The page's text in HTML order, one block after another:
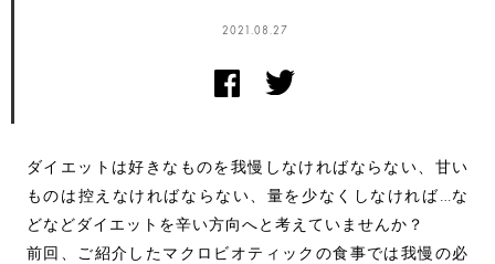
2021.08.27
ダイエットは好きなものを我慢しなければならない、甘い
ものは控えなければならない、量を少なくしなければ…な
どなどダイエットを辛い方向へと考えていませんか？
前回、ご紹介したマクロビオティックの食事では我慢の必